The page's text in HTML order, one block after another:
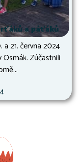
a páťáků
21. června 2024
Zúčastnili